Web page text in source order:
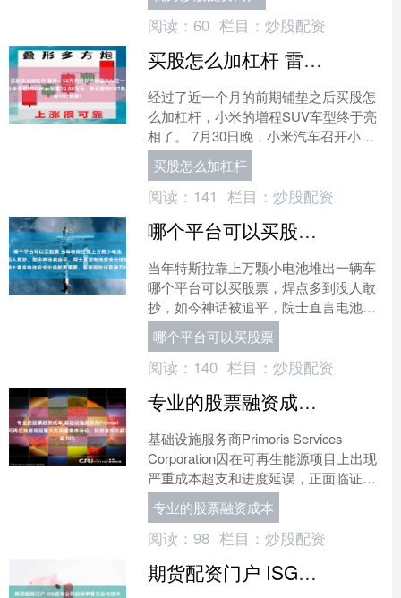
新提议：借助卫星互....
阅读： 60 栏目： 炒股配资
买股怎么加杠杆 雷军：50万内最好的增程SUV之一！小米澎程N90 Max预售29.99万元，能否复制YU7热度？
经过了近一个月的前期铺垫之后买股怎
么加杠杆，小米的增程SUV车型终于亮
相了。 7月30日晚，小米汽车召开小米
澎程系列技术发布会。小米澎程N90
Max也在发布会....
买股怎么加杠杆
阅读： 141 栏目： 炒股配资
哪个平台可以买股票 当年特斯拉靠上万颗小电池堆出一辆车，焊点多到没人敢抄，如今神话被追平，院士直言电池安全比续航更重要，看看现在比亚迪刀片电
当年特斯拉靠上万颗小电池堆出一辆车
哪个平台可以买股票，焊点多到没人敢
抄，如今神话被追平，院士直言电池安
全比续航更重要，看看现在比亚迪刀片
电池和它到底谁的路子更靠....
哪个平台可以买股票
阅读： 140 栏目： 炒股配资
专业的股票融资成本 基础设施服务商Primoris因可再生能源项目重大失误遭集体诉讼，投资者损失超70%
基础设施服务商Primoris Services
Corporation因在可再生能源项目上出现
严重成本超支和进度延误，正面临证券
欺诈集体诉讼。律师事务所Rob....
专业的股票融资成本
阅读： 98 栏目： 炒股配资
期货配资门户 ISG咨询公司启动甲骨文云与技术服务生态系统研究